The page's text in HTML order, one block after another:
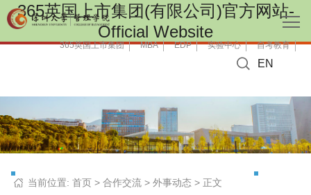
365英国上市集团(有限公司)官方网站-
Official Website
EN
365英国上市集团 MBA EDP 实验中心 自考教育
当前位置: 首页 > 合作交流 > 外事动态 > 正文